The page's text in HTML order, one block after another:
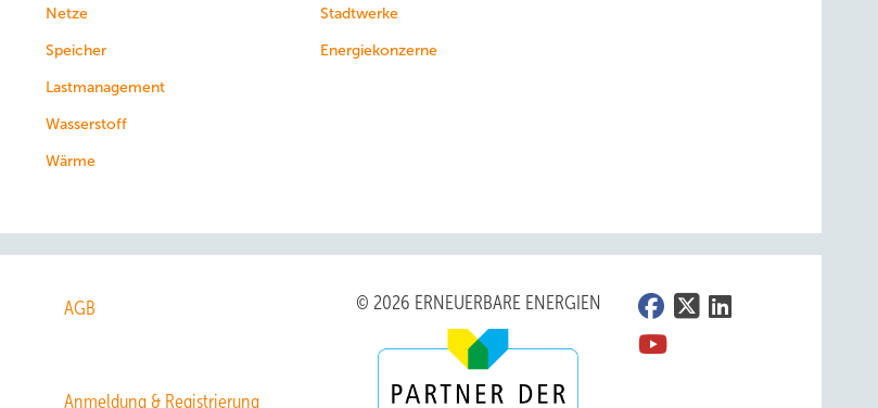
Netze
Speicher
Lastmanagement
Wasserstoff
Wärme
Stadtwerke
Energiekonzerne
AGB
Anmeldung & Registrierung
© 2026 ERNEUERBARE ENERGIEN